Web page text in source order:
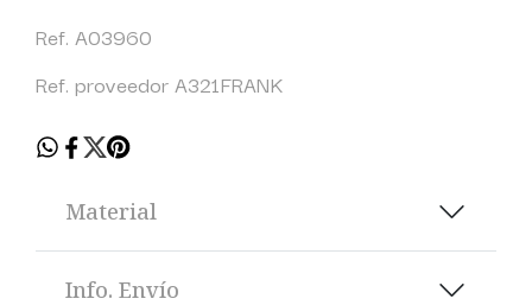
Ref. A03960
Ref. proveedor A321FRANK
Material
Info. Envío